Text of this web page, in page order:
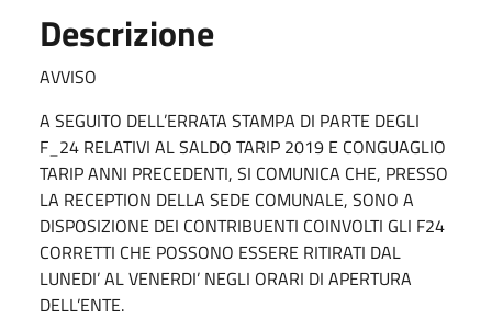
Descrizione
AVVISO
A SEGUITO DELL’ERRATA STAMPA DI PARTE DEGLI
F_24 RELATIVI AL SALDO TARIP 2019 E CONGUAGLIO
TARIP ANNI PRECEDENTI, SI COMUNICA CHE, PRESSO
LA RECEPTION DELLA SEDE COMUNALE, SONO A
DISPOSIZIONE DEI CONTRIBUENTI COINVOLTI GLI F24
CORRETTI CHE POSSONO ESSERE RITIRATI DAL
LUNEDI’ AL VENERDI’ NEGLI ORARI DI APERTURA
DELL’ENTE.